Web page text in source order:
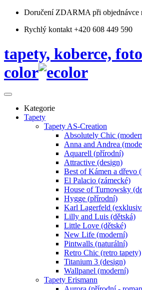
Doručení ZDARMA při objednávce
Rychlý kontakt +420 608 449 590
tapety, koberce,
color
Kategorie
Tapety
Tapety AS-Creation
Absolutely Chic
Anna and Andrea
Aquarell (přírodní)
Attractive (design)
Best of Kámen a dřevo
El Palacio (zámecké)
House of Turnowsky
Hygge (přírodní)
Karl Lagerfeld
Lilly and Luis (dětská)
Little Love (dětské)
New Life (moderní)
Pintwalls (naturální)
Retro Chic (retro tapety)
Titanium 3 (design)
Wallpanel (moderní)
Tapety Erismann